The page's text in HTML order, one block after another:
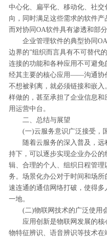
中心化、扁平化、移动化、社
向，同时满足这些需求的软件产
而对协同OA软件具有渗透和部分
企业管理软件的典型协同
边界的”组织而言具有不可替代
连接的功能和各种应用不可避
经其主要的核心应用——沟通协
不想被剥离，就必须链接和嵌
样做的，甚至承担了企业信息
用运营中台。
二、总结与展望
(一)云服务意识广泛接受，
随着云服务的深入普及，
持下，可以逐步实现企业办公
辑、合理的个人、组织日程管
务。场景化办公对于时间和场
速连通的通信网络打破，使得
一地。
(二)物联网技术的广泛使用
应用创新是物联网发展的
物特征辨识、语音辨识等技术